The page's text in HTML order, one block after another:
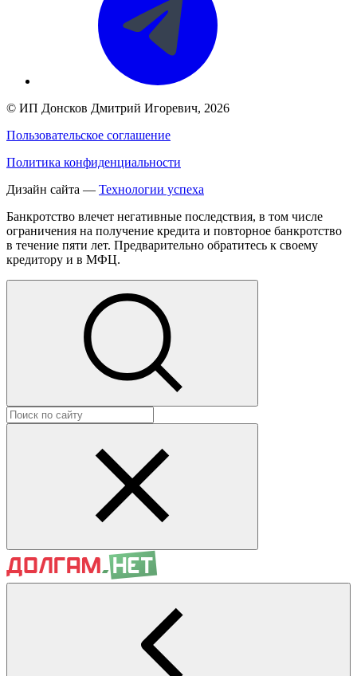
© ИП Донсков Дмитрий Игоревич, 2026
Пользовательское соглашение
Политика конфиденциальности
Дизайн сайта — Технологии успеха
Банкротство влечет негативные последствия, в том числе
ограничения на получение кредита и повторное банкротство
в течение пяти лет. Предварительно обратитесь к своему
кредитору и в МФЦ.